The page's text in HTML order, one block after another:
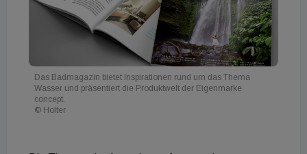
Das Badmagazin bietet Inspirationen rund um das Thema
Wasser und präsentiert die Produktwelt der Eigenmarke
concept.
© Holter